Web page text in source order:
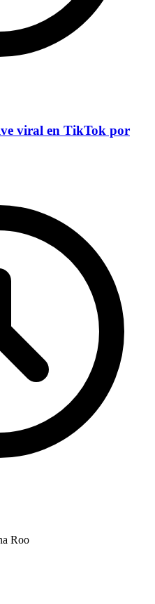
viral en TikTok por
Roo